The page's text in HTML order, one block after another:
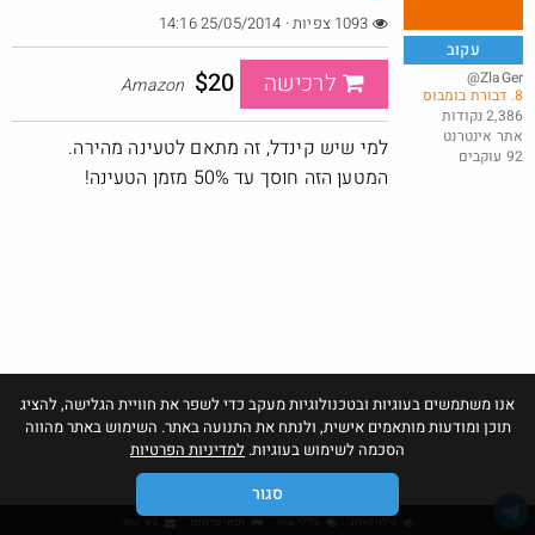
אמבטיית קרח XL בשילוח עד הבית
$47.5
5 · 5 · 288
אנו משתמשים בעוגיות ובטכנולוגיות מעקב כדי לשפר את חוויית הגלישה, להציג
תוכן ומודעות מותאמים אישית, ולנתח את התנועה באתר. השימוש באתר מהווה
הסכמה לשימוש בעוגיות. למדיניות הפרטיות
סגור
עקוב
@ZlaGer
8. דבורת בומבוס
2,386 נקודות
אתר אינטרנט
92 עוקבים
לרכישה $20
למי שיש קינדל, זה מתאם לטעינה מהירה.
המטען הזה חוסך עד 50% מזמן הטעינה!